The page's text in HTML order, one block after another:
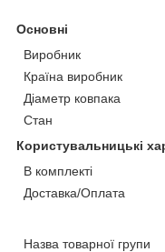
Основні
Виробник
Країна виробник
Діаметр ковпака
Стан
Користувальницькі
В комплекті
Доставка/Оплата
Назва товарної групи